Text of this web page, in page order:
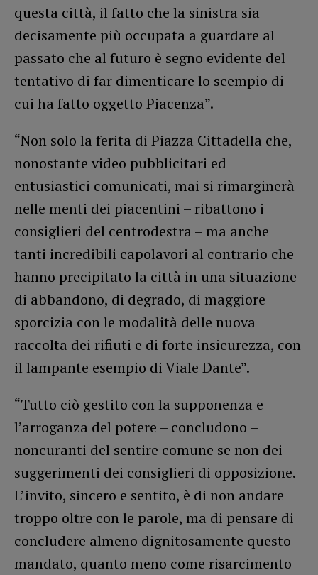
questa città, il fatto che la sinistra sia
decisamente più occupata a guardare al
passato che al futuro è segno evidente del
tentativo di far dimenticare lo scempio di
cui ha fatto oggetto Piacenza”.
“Non solo la ferita di Piazza Cittadella che,
nonostante video pubblicitari ed
entusiastici comunicati, mai si rimarginerà
nelle menti dei piacentini – ribattono i
consiglieri del centrodestra – ma anche
tanti incredibili capolavori al contrario che
hanno precipitato la città in una situazione
di abbandono, di degrado, di maggiore
sporcizia con le modalità delle nuova
raccolta dei rifiuti e di forte insicurezza, con
il lampante esempio di Viale Dante”.
“Tutto ciò gestito con la supponenza e
l’arroganza del potere – concludono –
noncuranti del sentire comune se non dei
suggerimenti dei consiglieri di opposizione.
L’invito, sincero e sentito, è di non andare
troppo oltre con le parole, ma di pensare di
concludere almeno dignitosamente questo
mandato, quanto meno come risarcimento